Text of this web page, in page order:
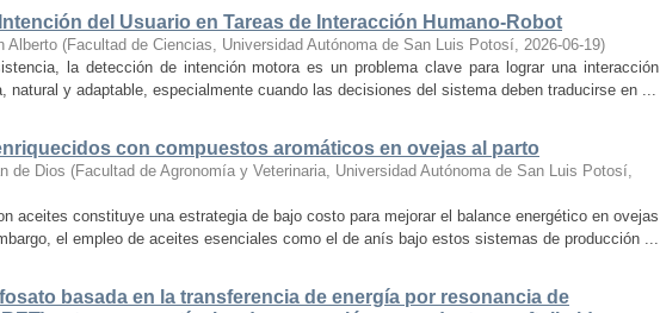
del Usuario en Tareas de Interacción Humano-Robot
Alberto (Facultad de Ciencias, Universidad Autónoma de San Luis Potosí, 2026-06-19)
la detección de intención motora es un problema clave para lograr una interacción
natural y adaptable, especialmente cuando las decisiones del sistema deben traducirse en ...
con compuestos aromáticos en ovejas al parto
de Dios (Facultad de Agronomía y Veterinaria, Universidad Autónoma de San Luis Potosí,
aceites constituye una estrategia de bajo costo para mejorar el balance energético en ovejas
el empleo de aceites esenciales como el de anís bajo estos sistemas de producción ...
basada en la transferencia de energía por resonancia de